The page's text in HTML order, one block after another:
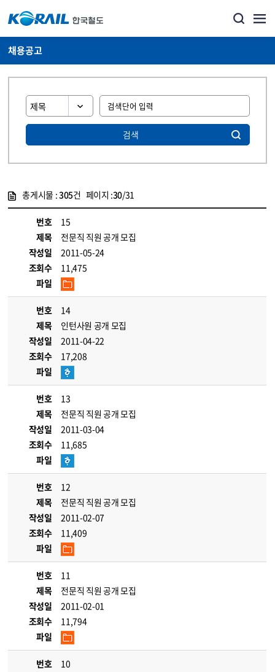
채용공고
검색
총게시물 :305건 페이지 :30/31
번호
15
제목
전문직 직원 공개 모집
작성일
2011-05-24
조회수
11,475
파일
번호
14
제목
인턴사원 공개 모집
작성일
2011-04-22
조회수
17,208
파일
번호
13
제목
전문직 직원 공개 모집
작성일
2011-03-04
조회수
11,685
파일
번호
12
제목
전문직 직원 공개 모집
작성일
2011-02-07
조회수
11,409
파일
번호
11
제목
전문직 직원 공개 모집
작성일
2011-02-01
조회수
11,794
파일
번호
10